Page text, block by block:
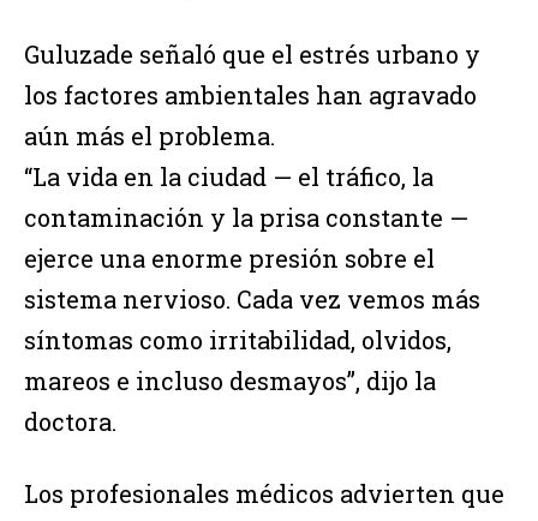
Guluzade señaló que el estrés urbano y
los factores ambientales han agravado
aún más el problema.
“La vida en la ciudad — el tráfico, la
contaminación y la prisa constante —
ejerce una enorme presión sobre el
sistema nervioso. Cada vez vemos más
síntomas como irritabilidad, olvidos,
mareos e incluso desmayos”, dijo la
doctora.
Los profesionales médicos advierten que